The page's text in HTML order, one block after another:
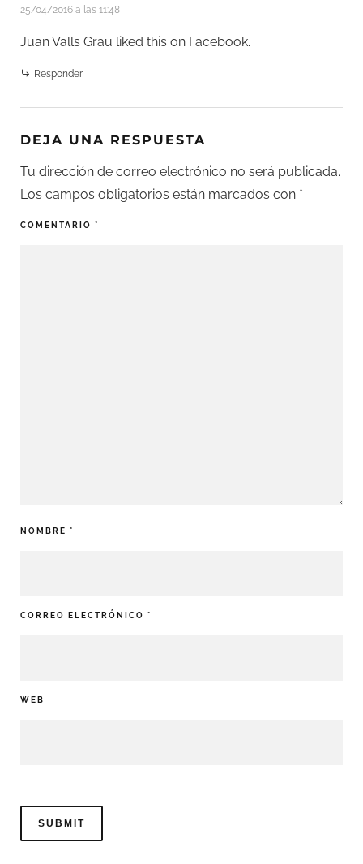
25/04/2016 a las 11:48
Juan Valls Grau liked this on Facebook.
Responder
DEJA UNA RESPUESTA
Tu dirección de correo electrónico no será publicada.
Los campos obligatorios están marcados con *
COMENTARIO *
NOMBRE *
CORREO ELECTRÓNICO *
WEB